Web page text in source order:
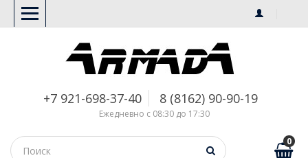
+7 921-698-37-40 8 (8162) 90-90-19
Ежедневно с 08:30 до 17:30
0